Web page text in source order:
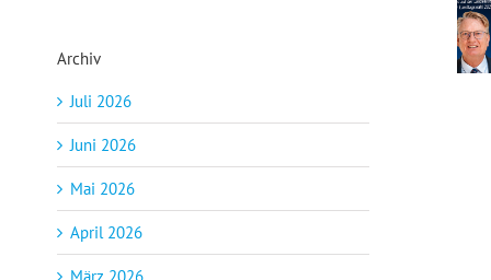
Archiv
Juli 2026
Juni 2026
Mai 2026
April 2026